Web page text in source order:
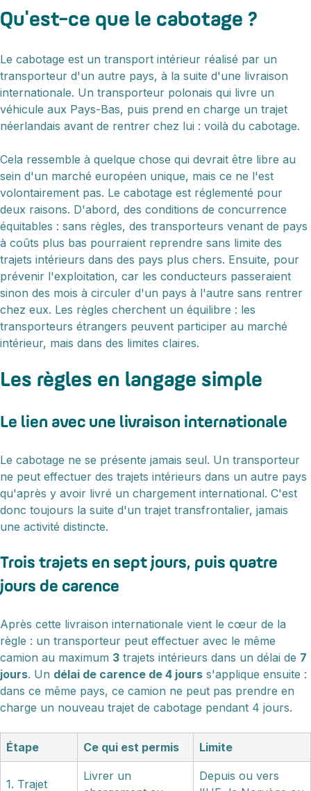
Qu'est-ce que le cabotage ?
Le cabotage est un transport intérieur réalisé par un
transporteur d'un autre pays, à la suite d'une livraison
internationale. Un transporteur polonais qui livre un
véhicule aux Pays-Bas, puis prend en charge un trajet
néerlandais avant de rentrer chez lui : voilà du cabotage.
Cela ressemble à quelque chose qui devrait être libre au
sein d'un marché européen unique, mais ce ne l'est
volontairement pas. Le cabotage est réglementé pour
deux raisons. D'abord, des conditions de concurrence
équitables : sans règles, des transporteurs venant de pays
à coûts plus bas pourraient reprendre sans limite des
trajets intérieurs dans des pays plus chers. Ensuite, pour
prévenir l'exploitation, car les conducteurs passeraient
sinon des mois à circuler d'un pays à l'autre sans rentrer
chez eux. Les règles cherchent un équilibre : les
transporteurs étrangers peuvent participer au marché
intérieur, mais dans des limites claires.
Les règles en langage simple
Le lien avec une livraison internationale
Le cabotage ne se présente jamais seul. Un transporteur
ne peut effectuer des trajets intérieurs dans un autre pays
qu'après y avoir livré un chargement international. C'est
donc toujours la suite d'un trajet transfrontalier, jamais
une activité distincte.
Trois trajets en sept jours, puis quatre
jours de carence
Après cette livraison internationale vient le cœur de la
règle : un transporteur peut effectuer avec le même
camion au maximum 3 trajets intérieurs dans un délai de 7
jours. Un délai de carence de 4 jours s'applique ensuite :
dans ce même pays, ce camion ne peut pas prendre en
charge un nouveau trajet de cabotage pendant 4 jours.
Étape Ce qui est permis Limite
1. Trajet
Livrer un
Depuis ou vers